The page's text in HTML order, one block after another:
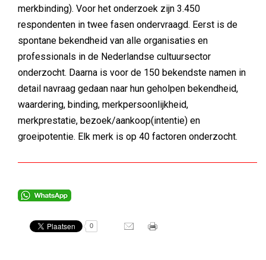
merkbinding). Voor het onderzoek zijn 3.450
respondenten in twee fasen ondervraagd. Eerst is de
spontane bekendheid van alle organisaties en
professionals in de Nederlandse cultuursector
onderzocht. Daarna is voor de 150 bekendste namen in
detail navraag gedaan naar hun geholpen bekendheid,
waardering, binding, merkpersoonlijkheid,
merkprestatie, bezoek/aankoop(intentie) en
groeipotentie. Elk merk is op 40 factoren onderzocht.
0